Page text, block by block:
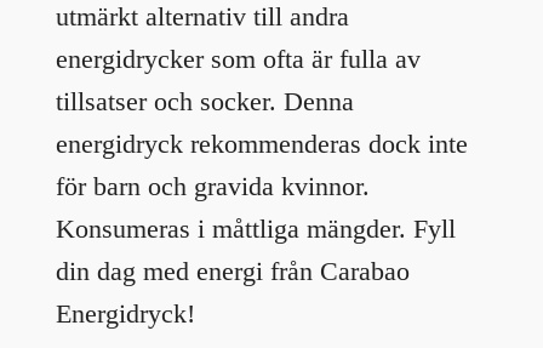
utmärkt alternativ till andra
energidrycker som ofta är fulla av
tillsatser och socker. Denna
energidryck rekommenderas dock inte
för barn och gravida kvinnor.
Konsumeras i måttliga mängder. Fyll
din dag med energi från Carabao
Energidryck!